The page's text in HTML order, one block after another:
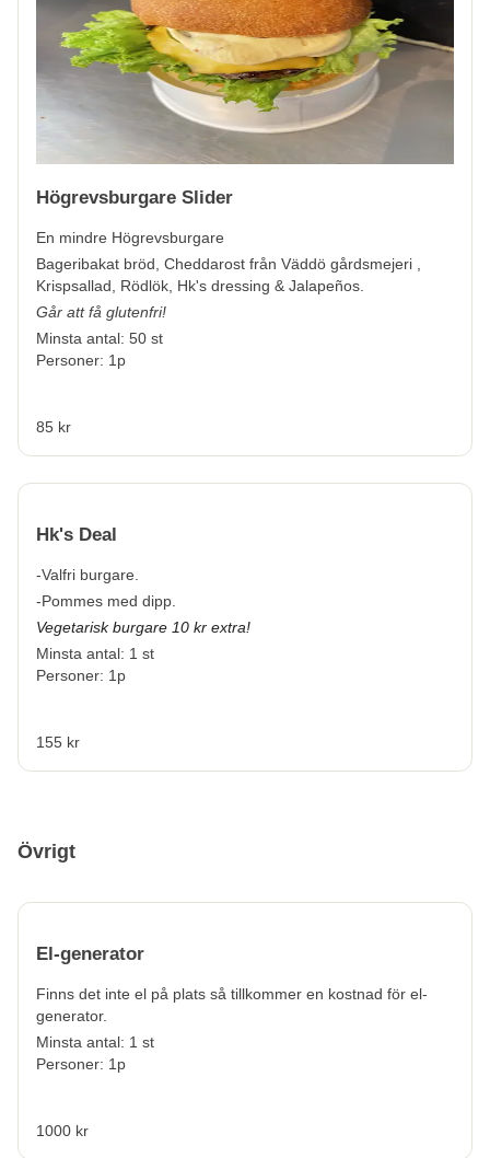
Högrevsburgare Slider
En mindre Högrevsburgare
Bageribakat bröd, Cheddarost från Väddö gårdsmejeri ,
Krispsallad, Rödlök, Hk's dressing & Jalapeños.
Går att få glutenfri!
Minsta antal: 50 st
Personer: 1p
85 kr
Hk's Deal
-Valfri burgare.
-Pommes med dipp.
Vegetarisk burgare 10 kr extra!
Minsta antal: 1 st
Personer: 1p
155 kr
Övrigt
El-generator
Finns det inte el på plats så tillkommer en kostnad för el-
generator.
Minsta antal: 1 st
Personer: 1p
1000 kr